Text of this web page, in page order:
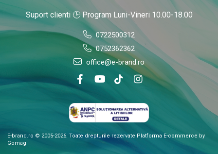
Suport clienti 🕒 Program Luni-Vineri 10.00-18.00
0722500312
0752362362
office@e-brand.ro
E-brand.ro © 2005-2026. Toate drepturile rezervate Platforma E-commerce by
Gomag